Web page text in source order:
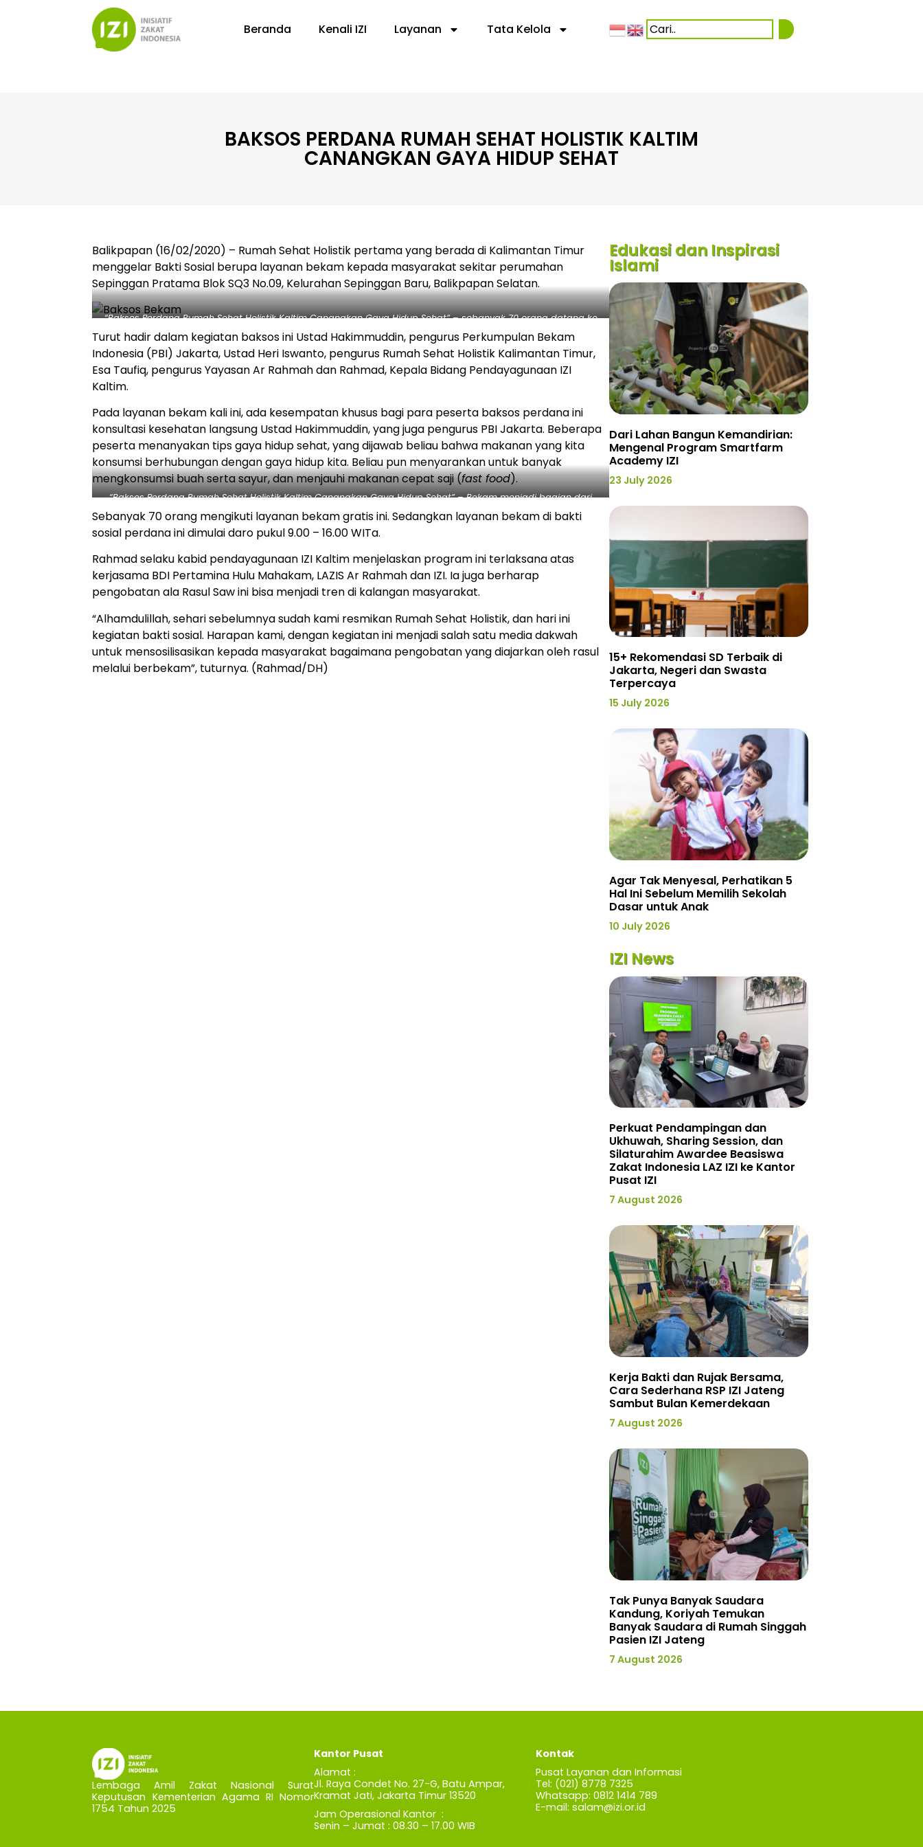
Beranda Kenali IZI Layanan Tata Kelola
BAKSOS PERDANA RUMAH SEHAT HOLISTIK KALTIM
CANANGKAN GAYA HIDUP SEHAT
Balikpapan (16/02/2020) – Rumah Sehat Holistik pertama yang berada di Kalimantan Timur
menggelar Bakti Sosial berupa layanan bekam kepada masyarakat sekitar perumahan
Sepinggan Pratama Blok SQ3 No.09, Kelurahan Sepinggan Baru, Balikpapan Selatan.
“Baksos Perdana Rumah Sehat Holistik Kaltim Canangkan Gaya Hidup Sehat” – sebanyak 70 orang datang ke
Turut hadir dalam kegiatan baksos ini Ustad Hakimmuddin, pengurus Perkumpulan Bekam
Indonesia (PBI) Jakarta, Ustad Heri Iswanto, pengurus Rumah Sehat Holistik Kalimantan Timur,
Esa Taufiq, pengurus Yayasan Ar Rahmah dan Rahmad, Kepala Bidang Pendayagunaan IZI
Kaltim.
Pada layanan bekam kali ini, ada kesempatan khusus bagi para peserta baksos perdana ini
konsultasi kesehatan langsung Ustad Hakimmuddin, yang juga pengurus PBI Jakarta. Beberapa
peserta menanyakan tips gaya hidup sehat, yang dijawab beliau bahwa makanan yang kita
konsumsi berhubungan dengan gaya hidup kita. Beliau pun menyarankan untuk banyak
mengkonsumsi buah serta sayur, dan menjauhi makanan cepat saji (fast food).
“Baksos Perdana Rumah Sehat Holistik Kaltim Canangkan Gaya Hidup Sehat” – Bekam menjadi bagian dari
Sebanyak 70 orang mengikuti layanan bekam gratis ini. Sedangkan layanan bekam di bakti
sosial perdana ini dimulai daro pukul 9.00 – 16.00 WITa.
Rahmad selaku kabid pendayagunaan IZI Kaltim menjelaskan program ini terlaksana atas
kerjasama BDI Pertamina Hulu Mahakam, LAZIS Ar Rahmah dan IZI. Ia juga berharap
pengobatan ala Rasul Saw ini bisa menjadi tren di kalangan masyarakat.
“Alhamdulillah, sehari sebelumnya sudah kami resmikan Rumah Sehat Holistik, dan hari ini
kegiatan bakti sosial. Harapan kami, dengan kegiatan ini menjadi salah satu media dakwah
untuk mensosilisasikan kepada masyarakat bagaimana pengobatan yang diajarkan oleh rasul
melalui berbekam”, tuturnya. (Rahmad/DH)
Edukasi dan Inspirasi
Islami
Dari Lahan Bangun Kemandirian:
Mengenal Program Smartfarm
Academy IZI
23 July 2026
15+ Rekomendasi SD Terbaik di
Jakarta, Negeri dan Swasta
Terpercaya
15 July 2026
Agar Tak Menyesal, Perhatikan 5
Hal Ini Sebelum Memilih Sekolah
Dasar untuk Anak
10 July 2026
IZI News
Perkuat Pendampingan dan
Ukhuwah, Sharing Session, dan
Silaturahim Awardee Beasiswa
Zakat Indonesia LAZ IZI ke Kantor
Pusat IZI
7 August 2026
Kerja Bakti dan Rujak Bersama,
Cara Sederhana RSP IZI Jateng
Sambut Bulan Kemerdekaan
7 August 2026
Tak Punya Banyak Saudara
Kandung, Koriyah Temukan
Banyak Saudara di Rumah Singgah
Pasien IZI Jateng
7 August 2026
Lembaga Amil Zakat Nasional Surat
Keputusan Kementerian Agama RI Nomor
1754 Tahun 2025
Kantor Pusat
Alamat :
Jl. Raya Condet No. 27-G, Batu Ampar,
Kramat Jati, Jakarta Timur 13520
Jam Operasional Kantor :
Senin – Jumat : 08.30 – 17.00 WIB
Kontak
Pusat Layanan dan Informasi
Tel: (021) 8778 7325
Whatsapp: 0812 1414 789
E-mail: salam@izi.or.id